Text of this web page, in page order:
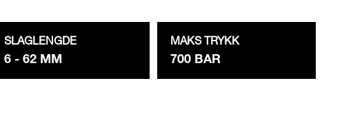
SLAGLENGDE
6 - 62 MM
MAKS TRYKK
700 BAR